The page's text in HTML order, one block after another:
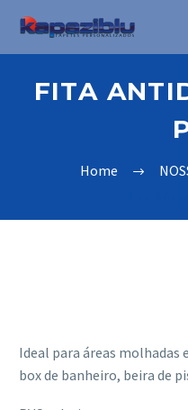
FITA
Home
Ideal para áreas molhadas
box de banheiro, beira de